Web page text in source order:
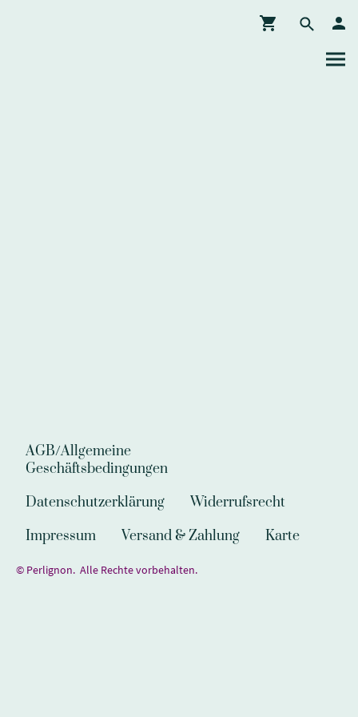
AGB/Allgemeine
Geschäftsbedingungen
Datenschutzerklärung
Widerrufsrecht
Impressum
Versand & Zahlung Karte
© Perlignon. Alle Rechte vorbehalten.